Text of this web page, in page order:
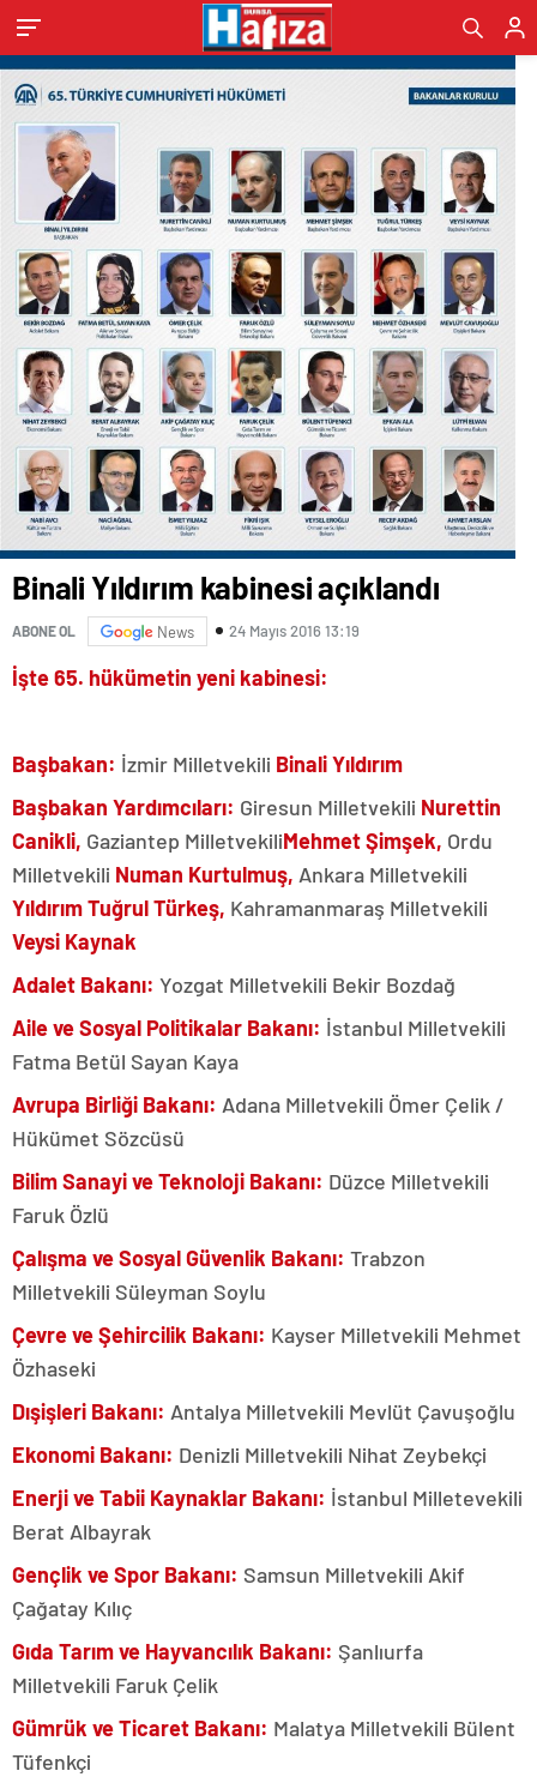
Binali Yıldırım kabinesi açıklandı
ABONE OL News 24 Mayıs 2016 13:19
İşte 65. hükümetin yeni kabinesi:
Başbakan: İzmir Milletvekili Binali Yıldırım
Başbakan Yardımcıları: Giresun Milletvekili Nurettin
Canikli, Gaziantep MilletvekiliMehmet Şimşek, Ordu
Milletvekili Numan Kurtulmuş, Ankara Milletvekili
Yıldırım Tuğrul Türkeş, Kahramanmaraş Milletvekili
Veysi Kaynak
Adalet Bakanı: Yozgat Milletvekili Bekir Bozdağ
Aile ve Sosyal Politikalar Bakanı: İstanbul Milletvekili
Fatma Betül Sayan Kaya
Avrupa Birliği Bakanı: Adana Milletvekili Ömer Çelik /
Hükümet Sözcüsü
Bilim Sanayi ve Teknoloji Bakanı: Düzce Milletvekili
Faruk Özlü
Çalışma ve Sosyal Güvenlik Bakanı: Trabzon
Milletvekili Süleyman Soylu
Çevre ve Şehircilik Bakanı: Kayser Milletvekili Mehmet
Özhaseki
Dışişleri Bakanı: Antalya Milletvekili Mevlüt Çavuşoğlu
Ekonomi Bakanı: Denizli Milletvekili Nihat Zeybekçi
Enerji ve Tabii Kaynaklar Bakanı: İstanbul Milletevekili
Berat Albayrak
Gençlik ve Spor Bakanı: Samsun Milletvekili Akif
Çağatay Kılıç
Gıda Tarım ve Hayvancılık Bakanı: Şanlıurfa
Milletvekili Faruk Çelik
Gümrük ve Ticaret Bakanı: Malatya Milletvekili Bülent
Tüfenkçi